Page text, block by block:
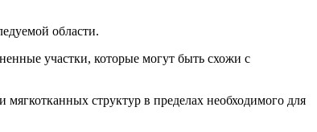
области.
участки, которые могут быть схожи с
структур в пределах необходимого для